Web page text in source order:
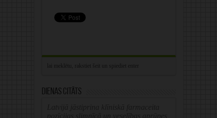
Dienas citāts